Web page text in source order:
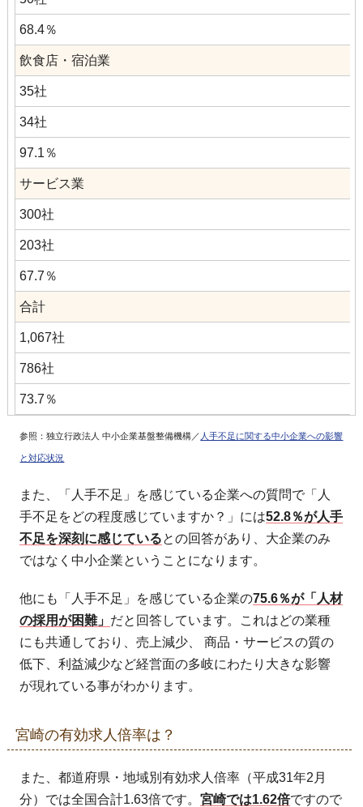
68.4％
飲食店・宿泊業
35社
34社
97.1％
サービス業
300社
203社
67.7％
合計
1,067社
786社
73.7％
参照：独立行政法人 中小企業基盤整備機構／ 人手不足に関する中小企業への影響
と対応状況
また、「人手不足」を感じている企業への質問で「人
手不足をどの程度感じていますか？」には52.8％が人手
不足を深刻に感じているとの回答があり、大企業のみ
ではなく中小企業ということになります。
他にも「人手不足」を感じている企業の75.6％が「人材
の採用が困難」 だと回答しています。これはどの業種
にも共通しており、売上減少、 商品・サービスの質の
低下、利益減少など経営面の多岐にわたり大きな影響
が現れている事がわかります。
宮崎の有効求人倍率は？
また、都道府県・地域別有効求人倍率（平成31年2月
分）では全国合計1.63倍です。宮崎では1.62倍ですので